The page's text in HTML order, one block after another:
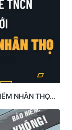
NHÂN THỌ...